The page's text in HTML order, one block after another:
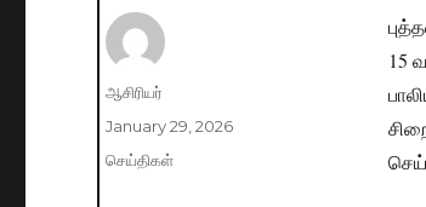
15
Author
ஆசிரியர்
Posted
on
January 29, 2026
Categories
செய்திகள்